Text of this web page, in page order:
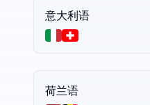
意大利语
荷兰语